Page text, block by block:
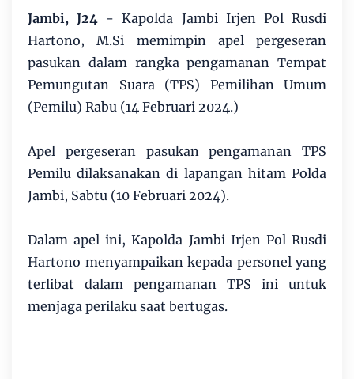
Jambi, J24 - Kapolda Jambi Irjen Pol Rusdi
Hartono, M.Si memimpin apel pergeseran
pasukan dalam rangka pengamanan Tempat
Pemungutan Suara (TPS) Pemilihan Umum
(Pemilu) Rabu (14 Februari 2024.)
Apel pergeseran pasukan pengamanan TPS
Pemilu dilaksanakan di lapangan hitam Polda
Jambi, Sabtu (10 Februari 2024).
Dalam apel ini, Kapolda Jambi Irjen Pol Rusdi
Hartono menyampaikan kepada personel yang
terlibat dalam pengamanan TPS ini untuk
menjaga perilaku saat bertugas.